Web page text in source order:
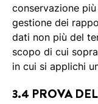
conservazione
gestione dei
dati non più del
scopo di cui
in cui si applichi
3.4 PROVA